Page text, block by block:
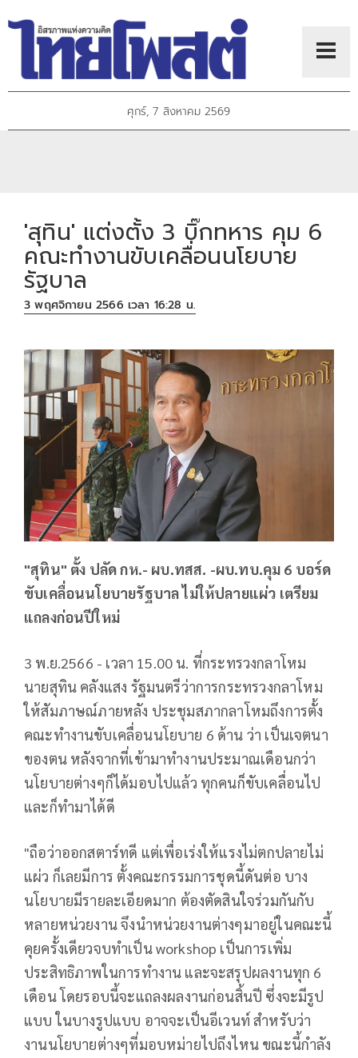
ศุกร์, 7 สิงหาคม 2569
'สุทิน' แต่งตั้ง 3 บิ๊กทหาร คุม 6
คณะทำงานขับเคลื่อนนโยบาย
รัฐบาล
3 พฤศจิกายน 2566 เวลา 16:28 น.
"สุทิน" ตั้ง ปลัด กห.- ผบ.ทสส. -ผบ.ทบ.คุม 6 บอร์ด
ขับเคลื่อนนโยบายรัฐบาล ไม่ให้ปลายแผ่ว เตรียม
แถลงก่อนปีใหม่
3 พ.ย.2566 - เวลา 15.00 น. ที่กระทรวงกลาโหม
นายสุทิน คลังแสง รัฐมนตรีว่าการกระทรวงกลาโหม
ให้สัมภาษณ์ภายหลัง ประชุมสภากลาโหมถึงการตั้ง
คณะทำงานขับเคลื่อนนโยบาย 6 ด้าน ว่า เป็นเจตนา
ของตน หลังจากที่เข้ามาทำงานประมาณเดือนกว่า
นโยบายต่างๆก็ได้มอบไปแล้ว ทุกคนก็ขับเคลื่อนไป
และก็ทำมาได้ดี
"ถือว่าออกสตาร์ทดี แต่เพื่อเร่งให้แรงไม่ตกปลายไม่
แผ่ว ก็เลยมีการ ตั้งคณะกรรมการชุดนี้ดันต่อ บาง
นโยบายมีรายละเอียดมาก ต้องตัดสินใจร่วมกันกับ
หลายหน่วยงาน จึงนำหน่วยงานต่างๆมาอยู่ในคณะนี้
คุยครั้งเดียวจบทำเป็น workshop เป็นการเพิ่ม
ประสิทธิภาพในการทำงาน และจะสรุปผลงานทุก 6
เดือน โดยรอบนี้จะแถลงผลงานก่อนสิ้นปี ซึ่งจะมีรูป
แบบ ในบางรูปแบบ อาจจะเป็นอีเวนท์ สำหรับว่า
งานนโยบายต่างๆที่มอบหม่ายไปถึงไหน ขณะนี้กำลัง